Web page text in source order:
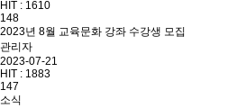
HIT : 1610
148
2023년 8월 교육문화 강좌 수강생 모집
관리자
2023-07-21
HIT : 1883
147
소식